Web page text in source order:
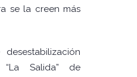
se la creen más
Salida” de